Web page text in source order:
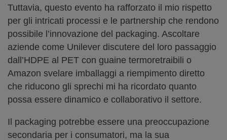
Tuttavia, questo evento ha rafforzato il mio rispetto
per gli intricati processi e le partnership che rendono
possibile l’innovazione del packaging. Ascoltare
aziende come Unilever discutere del loro passaggio
dall’HDPE al PET con guaine termoretraibili o
Amazon svelare imballaggi a riempimento diretto
che riducono gli sprechi mi ha ricordato quanto
possa essere dinamico e collaborativo il settore.
Il packaging potrebbe essere una preoccupazione
secondaria per i consumatori, ma la sua